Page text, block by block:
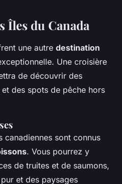
Îles du Canada
une autre destination
Une croisière
de découvrir des
et des spots de pêche hors
canadiennes sont connus
. Vous pourrez y
de truites et de saumons,
et des paysages